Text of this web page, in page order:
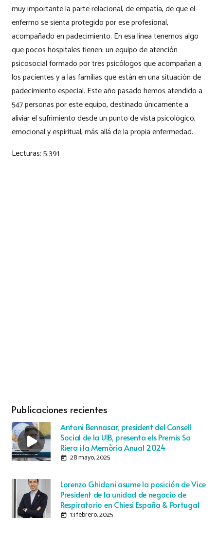
muy importante la parte relacional, de empatía, de que el
enfermo se sienta protegido por ese profesional,
acompañado en padecimiento. En esa línea tenemos algo
que pocos hospitales tienen: un equipo de atención
psicosocial formado por tres psicólogos que acompañan a
los pacientes y a las familias que están en una situación de
padecimiento especial. Este año pasado hemos atendido a
547 personas por este equipo, destinado únicamente a
aliviar el sufrimiento desde un punto de vista psicológico,
emocional y espiritual, más allá de la propia enfermedad.
Lecturas:5.391
Publicaciones recientes
Antoni Bennasar, president del Consell
Social de la UIB, presenta els Premis Sa
Riera i la Memòria Anual 2024
today 28 mayo, 2025
Lorenzo Ghidoni asume la posición de Vice
President de la unidad de negocio de
Respiratorio en Chiesi España & Portugal
today 13 febrero, 2025